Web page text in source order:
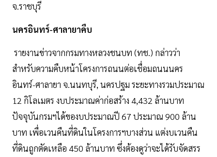
จ.ราชบุรี
นครอินทร์-ศาลายาคืบ
รายงานข่าวจากกรมทางหลวงชนบท (ทช.) กล่าวว่า
สำหรับความคืบหน้าโครงการถนนต่อเชื่อมถนนนคร
อินทร์-ศาลายา จ.นนทบุรี, นครปฐม ระยะทางรวมประมาณ
12 กิโลเมตร งบประมาณค่าก่อสร้าง 4,432 ล้านบาท
ปัจจุบันกรมฯได้ของบประมาณปี 67 ประมาณ 900 ล้าน
บาท เพื่อเวนคืนที่ดินในโครงการฯบางส่วน แต่งบเวนคืน
ที่ดินถูกตัดเหลือ 450 ล้านบาท ซึ่งต้องดูว่าจะได้รับจัดสรร